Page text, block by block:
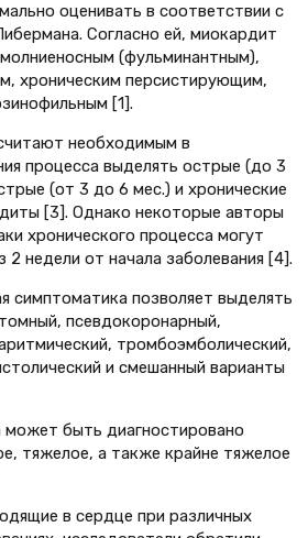
оценивать в соответствии с
Согласно ей, миокардит
(фульминантным),
хроническим персистирующим,
[1].
необходимым в
процесса выделять острые (до 3
(от 3 до 6 мес.) и хронические
[3]. Однако некоторые авторы
хронического процесса могут
2 недели от начала заболевания [4].
симптоматика позволяет выделять
псевдокоронарный,
тромбоэмболический,
и смешанный варианты
быть диагностировано
тяжелое, а также крайне тяжелое
в сердце при различных